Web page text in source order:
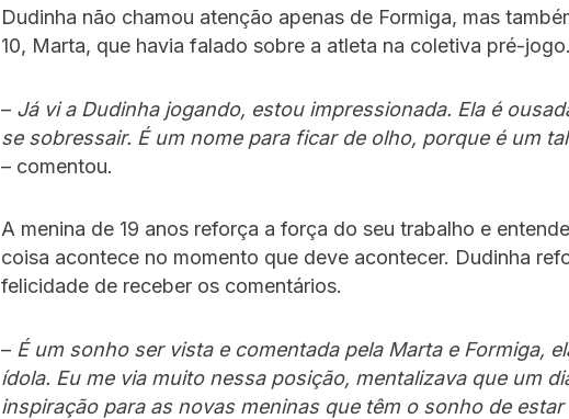
Dudinha não chamou atenção apenas de Formiga, mas
10, Marta, que havia falado sobre a atleta na coletiva pré-jogo.
– Já vi a Dudinha jogando, estou impressionada. Ela é
se sobressair. É um nome para ficar de olho, porque é um
– comentou.
A menina de 19 anos reforça a força do seu trabalho e
coisa acontece no momento que deve acontecer. Dudinha
felicidade de receber os comentários.
– É um sonho ser vista e comentada pela Marta e Formiga,
ídola. Eu me via muito nessa posição, mentalizava que um
inspiração para as novas meninas que têm o sonho de estar